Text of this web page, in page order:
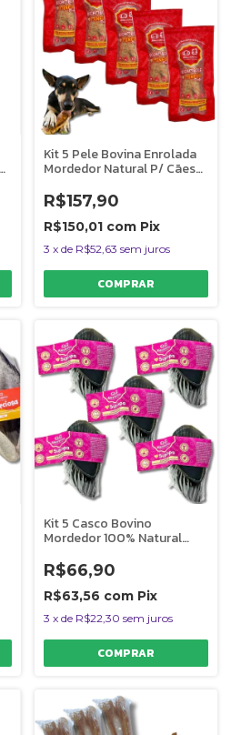
Kit 5 Pele Bovina Enrolada
Mordedor Natural P/ Cães
AlecrimPet
R$157,90
R$150,01 com Pix
3 x de R$52,63 sem juros
Kit 5 Casco Bovino
Mordedor 100% Natural
AlecrimPet
R$66,90
R$63,56 com Pix
3 x de R$22,30 sem juros